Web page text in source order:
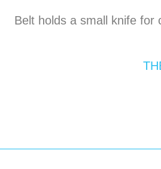
Belt holds a small knife for